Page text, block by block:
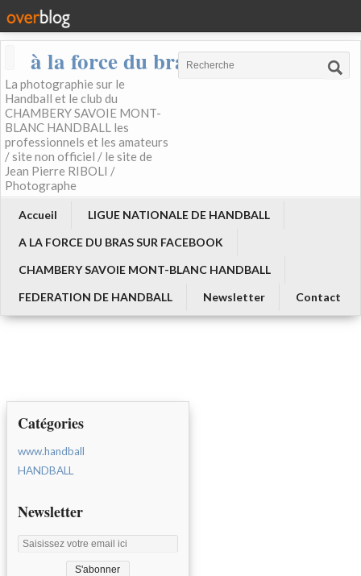
à la force du bras
La photographie sur le
Handball et le club du
CHAMBERY SAVOIE MONT-
BLANC HANDBALL les
professionnels et les amateurs
/ site non officiel / le site de
Jean Pierre RIBOLI /
Photographe
Accueil
LIGUE NATIONALE DE HANDBALL
A LA FORCE DU BRAS SUR FACEBOOK
CHAMBERY SAVOIE MONT-BLANC HANDBALL
FEDERATION DE HANDBALL
Newsletter Contact
Catégories
www.handball
HANDBALL
Newsletter